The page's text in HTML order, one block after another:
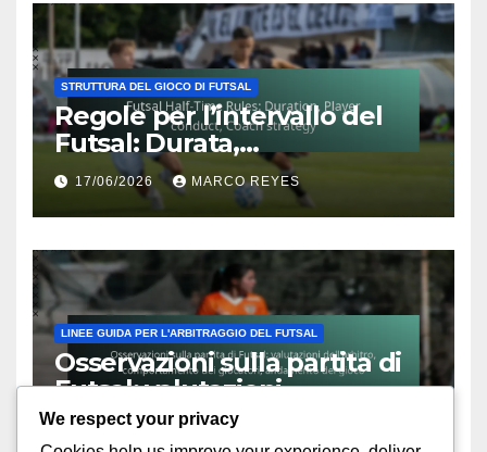
STRUTTURA DEL GIOCO DI FUTSAL
Regole per l’intervallo del
Futsal: Durata,
Comportamento dei
giocatori, Strategia
dell’allenatore
17/06/2026 MARCO REYES
LINEE GUIDA PER L'ARBITRAGGIO DEL FUTSAL
Osservazioni sulla partita di
Futsal: valutazioni
dell’arbitro, comportamento
dei giocatori, andamento del
08/04/2026 MARCO REYES
We respect your privacy